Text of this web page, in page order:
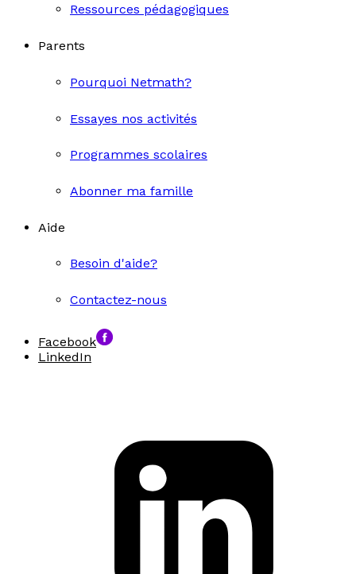
Ressources pédagogiques
Parents
Pourquoi Netmath?
Essayes nos activités
Programmes scolaires
Abonner ma famille
Aide
Besoin d'aide?
Contactez-nous
Facebook
LinkedIn